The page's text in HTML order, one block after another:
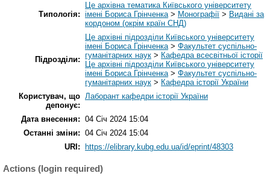
Типологія:
Це архівна тематика Київського університету
імені Бориса Грінченка> Монографії > Видані за
кордоном (окрім країн СНД)
Підрозділи:
Це архівні підрозділи Київського університету
імені Бориса Грінченка> Факультет суспільно-
гуманітарних наук > Кафедра всесвітньої історії
Це архівні підрозділи Київського університету
імені Бориса Грінченка> Факультет суспільно-
гуманітарних наук > Кафедра історії України
Користувач, що
депонує:
Лаборант кафедри історії України
Дата внесення: 04 Січ 2024 15:04
Останні зміни: 04 Січ 2024 15:04
URI:
https://elibrary.kubg.edu.ua/id/eprint/48303
Actions (login required)